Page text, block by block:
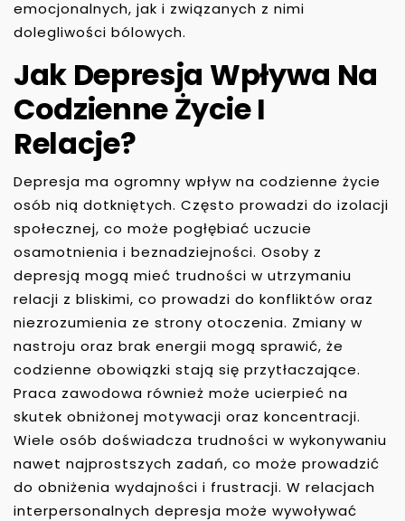
emocjonalnych, jak i związanych z nimi
dolegliwości bólowych.
Jak Depresja Wpływa Na
Codzienne Życie I
Relacje?
Depresja ma ogromny wpływ na codzienne życie
osób nią dotkniętych. Często prowadzi do izolacji
społecznej, co może pogłębiać uczucie
osamotnienia i beznadziejności. Osoby z
depresją mogą mieć trudności w utrzymaniu
relacji z bliskimi, co prowadzi do konfliktów oraz
niezrozumienia ze strony otoczenia. Zmiany w
nastroju oraz brak energii mogą sprawić, że
codzienne obowiązki stają się przytłaczające.
Praca zawodowa również może ucierpieć na
skutek obniżonej motywacji oraz koncentracji.
Wiele osób doświadcza trudności w wykonywaniu
nawet najprostszych zadań, co może prowadzić
do obniżenia wydajności i frustracji. W relacjach
interpersonalnych depresja może wywoływać